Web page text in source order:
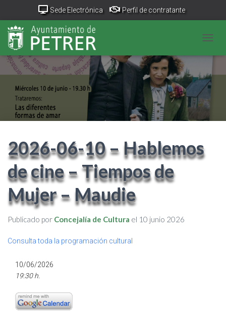
Sede Electrónica Perfil de contratante
Portal Transparencia
Canal de denuncias
2026-06-10 – Hablemos
de cine – Tiempos de
Mujer – Maudie
Publicado por Concejalía de Cultura el 10 junio 2026
Consulta toda la programación cultural
10/06/2026
19:30 h.